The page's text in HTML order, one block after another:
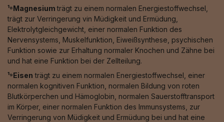
¹⁸Magnesiumträgt zu einem normalen Energiestoffwechsel,
trägt zur Verringerung vin Müdigkeit und Ermüdung,
Elektrolytgleichgewicht, einer normalen Funktion des
Nervensystems, Muskelfunktion, Eiweißsynthese, psychischen
Funktion sowie zur Erhaltung normaler Knochen und Zähne bei
und hat eine Funktion bei der Zellteilung.
¹⁹Eisen trägt zu einem normalen Energiestoffwechsel, einer
normalen kognitiven Funktion, normalen Bildung von roten
Blutkörperchen und Hämoglobin, normalen Sauerstofftransport
im Körper, einer normalen Funktion des Immunsystems, zur
Verringerung von Müdigkeit und Ermüdung bei und hat eine